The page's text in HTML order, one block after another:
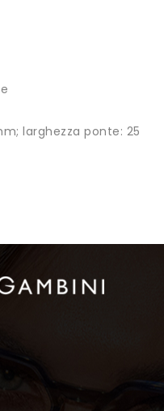
larghezza ponte: 25